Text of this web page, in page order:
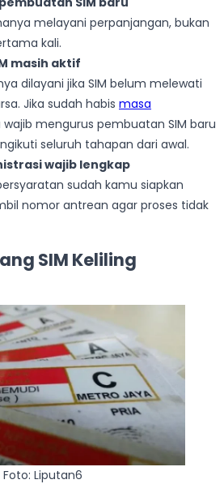
melayani perpanjangan, bukan
kali.
masih aktif
dilayani jika SIM belum melewati
Jika sudah habis masa
wajib mengurus pembuatan SIM baru
seluruh tahapan dari awal.
wajib lengkap
sudah kamu siapkan
nomor antrean agar proses tidak
SIM Keliling
Foto: Liputan6